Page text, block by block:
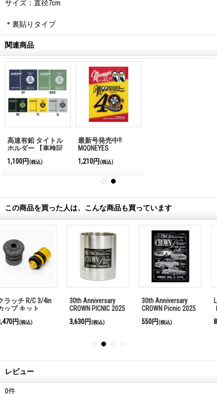
サイズ：直径7cm
＊裏貼りタイプ
関連商品
高速有鉛 タイトル
ホルダー 【車検証
1,100円 (税込)
最新号発売中!!
MQQNEYES
Magazine No.28 2026
1,210円 (税込)
この商品を買った人は、こんな商品も買っています
30th Anniversary
CROWN PICNIC 2025
3,630円(税込)
30th Anniversary
CROWN Picnic 2025
550円(税込)
Little Trees ヴェン
ト ラップ カリビア
880円(税込)
レビュー
0件